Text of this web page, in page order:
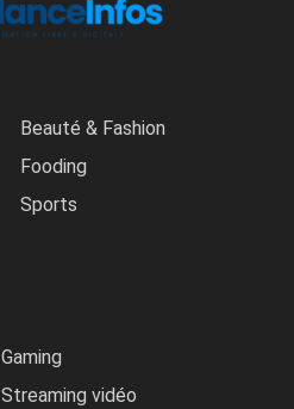
Beauté & Fashion
Fooding
Sports
Gaming
Streaming vidéo